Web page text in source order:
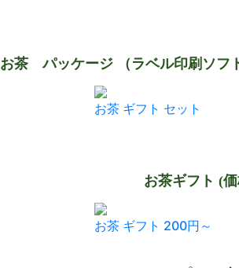
お茶 パッケージ （ラベル印刷ソフ
お茶 ギフト セット
お茶ギフト (
お茶 ギフト 200円～